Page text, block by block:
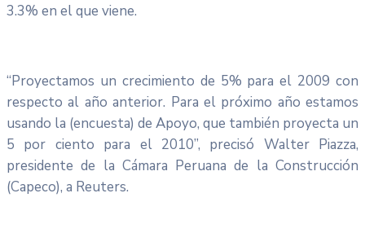
3.3% en el que viene.
“Proyectamos un crecimiento de 5% para el 2009 con
respecto al año anterior. Para el próximo año estamos
usando la (encuesta) de Apoyo, que también proyecta un
5 por ciento para el 2010”, precisó Walter Piazza,
presidente de la Cámara Peruana de la Construcción
(Capeco), a Reuters.